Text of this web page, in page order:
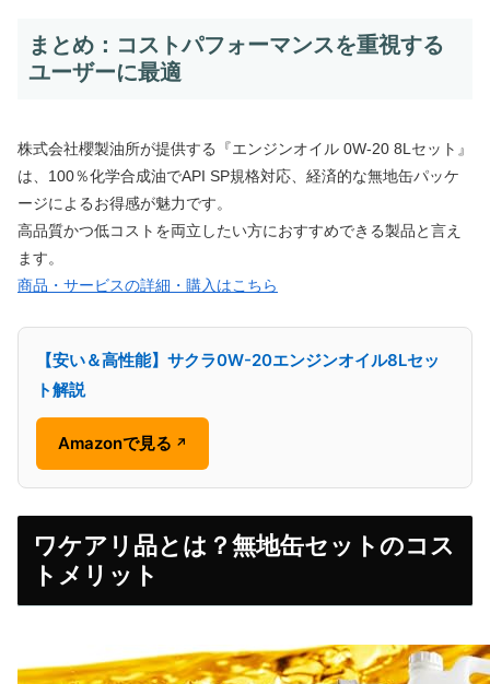
まとめ：コストパフォーマンスを重視する
ユーザーに最適
株式会社櫻製油所が提供する『エンジンオイル 0W-20 8Lセット』
は、100％化学合成油でAPI SP規格対応、経済的な無地缶パッケ
ージによるお得感が魅力です。
高品質かつ低コストを両立したい方におすすめできる製品と言え
ます。
商品・サービスの詳細・購入はこちら
【安い＆高性能】サクラ0W-20エンジンオイル8Lセッ
ト解説
Amazonで見る ↗
ワケアリ品とは？無地缶セットのコス
トメリット